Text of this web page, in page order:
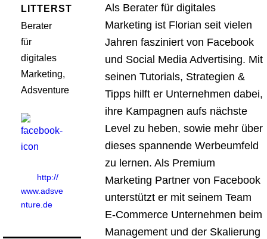
LITTERST
Berater
für
digitales
Marketing,
Adsventure
http://
www.adsve
nture.de
Als Berater für digitales
Marketing ist Florian seit vielen
Jahren fasziniert von Facebook
und Social Media Advertising. Mit
seinen Tutorials, Strategien &
Tipps hilft er Unternehmen dabei,
ihre Kampagnen aufs nächste
Level zu heben, sowie mehr über
dieses spannende Werbeumfeld
zu lernen. Als Premium
Marketing Partner von Facebook
unterstützt er mit seinem Team
E-Commerce Unternehmen beim
Management und der Skalierung